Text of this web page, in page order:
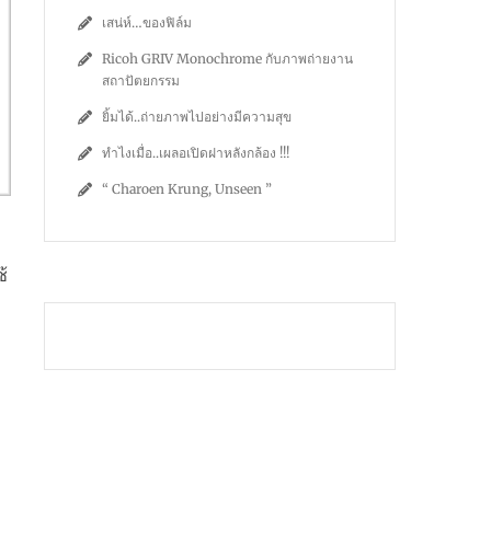
เสน่ห์…ของฟิล์ม
Ricoh GRIV Monochrome กับภาพถ่ายงาน
สถาปัตยกรรม
ยิ้มได้..ถ่ายภาพไปอย่างมีความสุข
ทำไงเมื่อ..เผลอเปิดฝาหลังกล้อง !!!
“ Charoen Krung, Unseen ”